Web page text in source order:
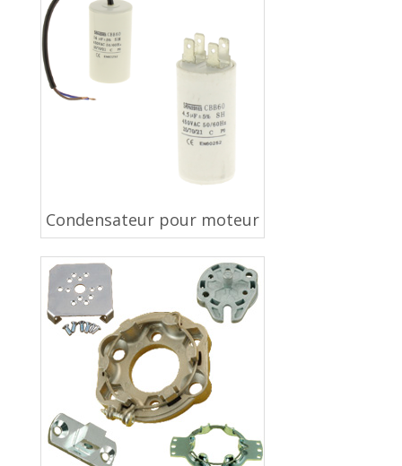
Condensateur pour moteur